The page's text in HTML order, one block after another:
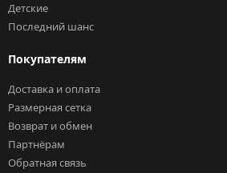
Детские
Последний шанс
Покупателям
Доставка и оплата
Размерная сетка
Возврат и обмен
Партнёрам
Обратная связь